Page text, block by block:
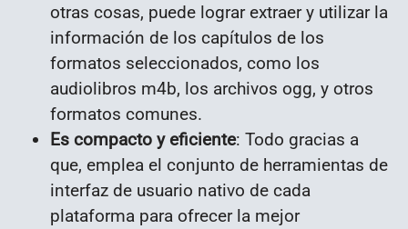
otras cosas, puede lograr extraer y utilizar la
información de los capítulos de los
formatos seleccionados, como los
audiolibros m4b, los archivos ogg, y otros
formatos comunes.
Es compacto y eficiente: Todo gracias a
que, emplea el conjunto de herramientas de
interfaz de usuario nativo de cada
plataforma para ofrecer la mejor